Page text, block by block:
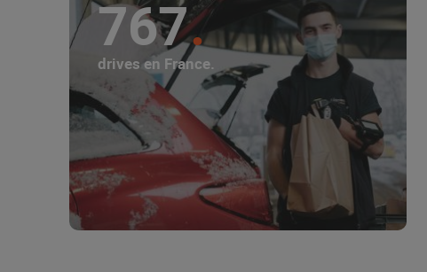
767
drives en France.